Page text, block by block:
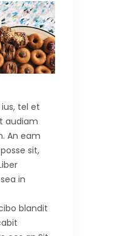
tel et
audiam
An eam
sit,
in
blandit